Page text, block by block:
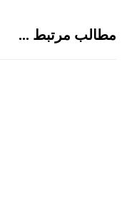
مطالب مرتبط ...